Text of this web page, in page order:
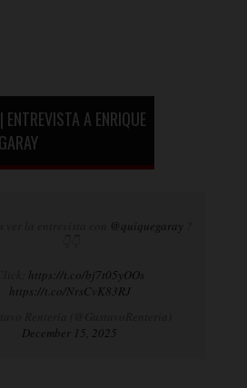
A ENRIQUE
GARAY
@quiquegaray
https://t.co/bj7t05yOOs
https://t.co/NrsCvK83RJ
December 15, 2025